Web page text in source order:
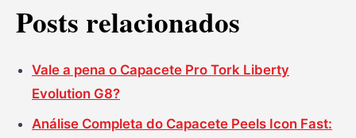
Posts relacionados
Vale a pena o Capacete Pro Tork Liberty
Evolution G8?
Análise Completa do Capacete Peels Icon Fast: